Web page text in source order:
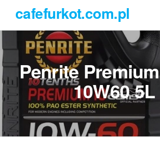
treści
cafefurkot.com.pl
Penrite
10W60 5L